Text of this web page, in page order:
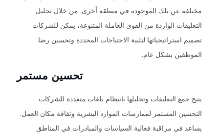
مختلفة عن تلك الموجودة في منطقة أخرى. من خلال تحليل
التعليقات الواردة من القوى العاملة المتنوعة، يمكن للشركات
تصميم استراتيجياتها لتلبية الاحتياجات المحددة وتحسين رضا
الموظفين بشكل عام.
تحسين مستمر
يتيح جمع التعليقات وتحليلها بانتظام بلغات متعددة للشركات
التحسين المستمر لممارسات الموارد البشرية وثقافة مكان العمل.
يساعد في مراقبة فعالية السياسات والمبادرات في المناطق